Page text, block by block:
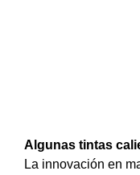
Algunas tintas
La innovación en